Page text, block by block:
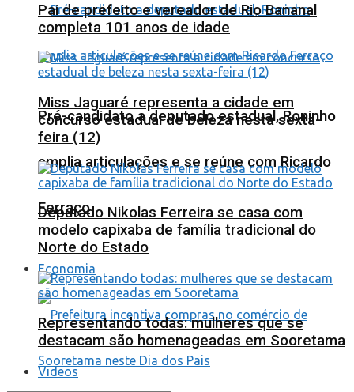
Pré-candidato a deputado estadual, Roninho
amplia articulações e se reúne com Ricardo
Ferraço
Economia
Pai de prefeito e vereador de Rio Bananal
completa 101 anos de idade
Miss Jaguaré representa a cidade em
concurso estadual de beleza nesta sexta-
feira (12)
Deputado Nikolas Ferreira se casa com
modelo capixaba de família tradicional do
Norte do Estado
Representando todas: mulheres que se
destacam são homenageadas em Sooretama
Videos